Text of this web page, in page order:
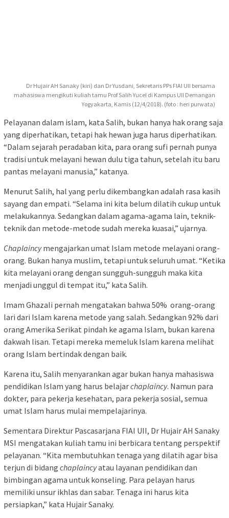
Dr Hujair AH Sanaky (kiri) dan Dr Yusdani, Sekretaris PPs FIAI UII bersama
mahasiswa mengikuti kuliah tamu Prof Salih Yucel di Kampus UII Demangan
Yogyakarta, Kamis (12/4/2018). (foto : heri purwata)
Pelayanan dalam islam, kata Salih, bukan hanya hak orang saja
yang diperhatikan, tetapi hak hewan juga harus diperhatikan.
“Dalam sejarah peradaban kita, para orang sufi pernah punya
tradisi untuk melayani hewan dulu tiga tahun, setelah itu baru
pantas melayani manusia,” katanya.
Menurut Salih, hal yang perlu dikembangkan adalah rasa kasih
sayang dan empati. “Selama ini kita belum dilatih cukup untuk
melakukannya. Sedangkan dalam agama-agama lain, teknik-
teknik dan metode-metode sudah mereka kuasai,” ujarnya.
Chaplaincymengajarkan umat Islam metode melayani orang-
orang. Bukan hanya muslim, tetapi untuk seluruh umat. “Ketika
kita melayani orang dengan sungguh-sungguh maka kita
menjadi unggul di tempat itu,” kata Salih.
Imam Ghazali pernah mengatakan bahwa 50% orang-orang
lari dari Islam karena metode yang salah. Sedangkan 92% dari
orang Amerika Serikat pindah ke agama Islam, bukan karena
dakwah lisan. Tetapi mereka memeluk Islam karena melihat
orang Islam bertindak dengan baik.
Karena itu, Salih menyarankan agar bukan hanya mahasiswa
pendidikan Islam yang harus belajarchaplaincy. Namun para
dokter, para pekerja kesehatan, para pekerja sosial, semua
umat Islam harus mulai mempelajarinya.
Sementara Direktur Pascasarjana FIAI UII, Dr Hujair AH Sanaky
MSI mengatakan kuliah tamu ini berbicara tentang perspektif
pelayanan. “Kita membutuhkan tenaga yang dilatih agar bisa
terjun di bidang chaplaincyatau layanan pendidikan dan
bimbingan agama untuk konseling. Para pelayan harus
memiliki unsur ikhlas dan sabar. Tenaga ini harus kita
persiapkan,” kata Hujair Sanaky.